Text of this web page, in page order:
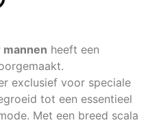
heeft een
exclusief voor speciale
tot een essentieel
Met een breed scala